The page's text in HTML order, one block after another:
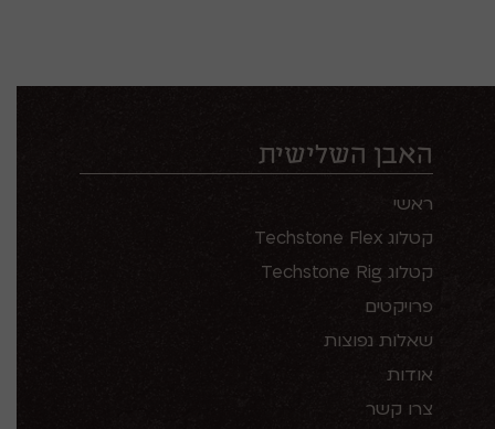
האבן השלישית
ראשי
קטלוג Techstone Flex
קטלוג Techstone Rig
פרויקטים
שאלות נפוצות
אודות
צרו קשר